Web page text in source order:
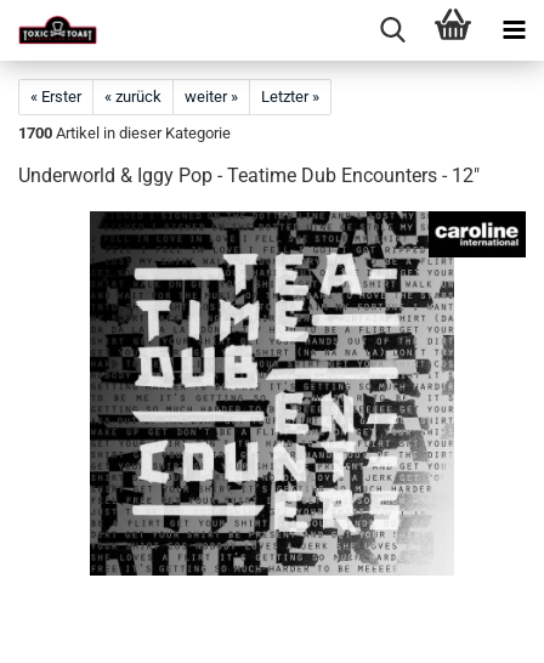
« Erster « zurück weiter »
Letzter »
1700 Artikel in dieser Kategorie
Underworld & Iggy Pop - Teatime Dub Encounters - 12"